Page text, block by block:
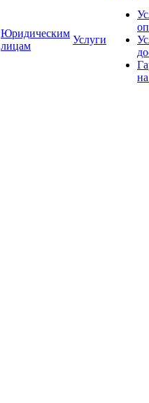
Юридическим
лицам
Услуги